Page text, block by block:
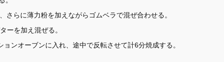
らに薄力粉を加えながらゴムベラで混ぜ合わせる。
を加え混ぜる。
ンオーブンに入れ、途中で反転させて計6分焼成する。